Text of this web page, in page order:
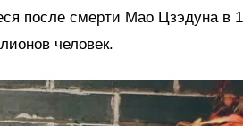
после смерти Мао Цзэдуна в
человек.